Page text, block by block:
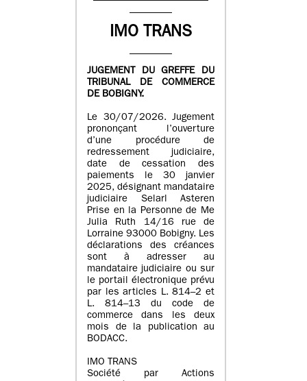
IMO TRANS
JUGEMENT DU GREFFE DU
TRIBUNAL DE COMMERCE
DE BOBIGNY.
Le 30/07/2026. Jugement
prononçant l’ouverture
d’une procédure de
redressement judiciaire,
date de cessation des
paiements le 30 janvier
2025, désignant mandataire
judiciaire Selarl Asteren
Prise en la Personne de Me
Julia Ruth 14/16 rue de
Lorraine 93000 Bobigny. Les
déclarations des créances
sont à adresser au
mandataire judiciaire ou sur
le portail électronique prévu
par les articles L. 814–2 et
L. 814–13 du code de
commerce dans les deux
mois de la publication au
BODACC.
IMO TRANS
Société par Actions